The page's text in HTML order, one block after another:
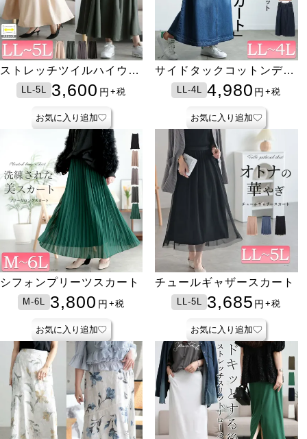
ストレッチツイルハイウエ
ストフレアスカート
LL-5L 3,600 円 +税
お気に入り追加
サイドタックコットンデニ
ムスカート
LL-4L 4,980 円 +税
お気に入り追加
シフォンプリーツスカート
M-6L 3,800 円 +税
お気に入り追加
チュールギャザースカート
LL-5L 3,685 円 +税
お気に入り追加